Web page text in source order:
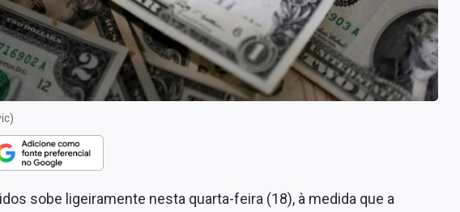
sobe ligeiramente nesta quarta-feira (18), à medida que a